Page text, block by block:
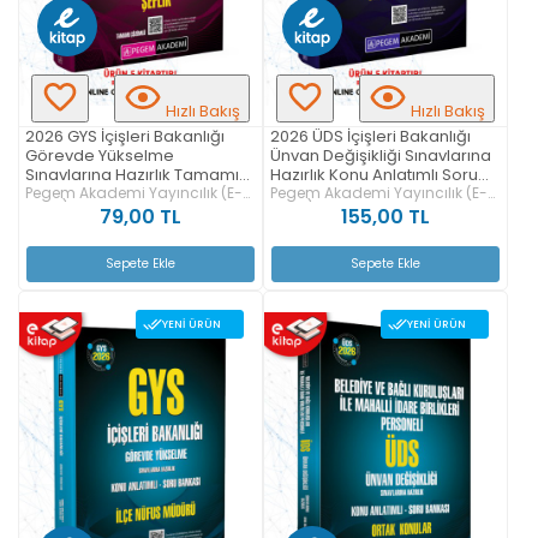
Hızlı Bakış
2026 GYS İçişleri Bakanlığı
Görevde Yükselme
Sınavlarına Hazırlık Tamamı
Çözümlü 5 Deneme Şeflik E-
Pegem Akademi Yayıncılık (E-
Kitap) 79,00 TL
Sepete Ekle
Hızlı Bakış
2026 ÜDS İçişleri Bakanlığı
Ünvan Değişikliği Sınavlarına
Hazırlık Konu Anlatımlı Soru
Bankası Tüm Ünvanlar İçin
Ortak Konular E-Kitap
Pegem Akademi Yayıncılık (E-
Kitap) 155,00 TL
Sepete Ekle
YENI ÜRÜN YENI ÜRÜN